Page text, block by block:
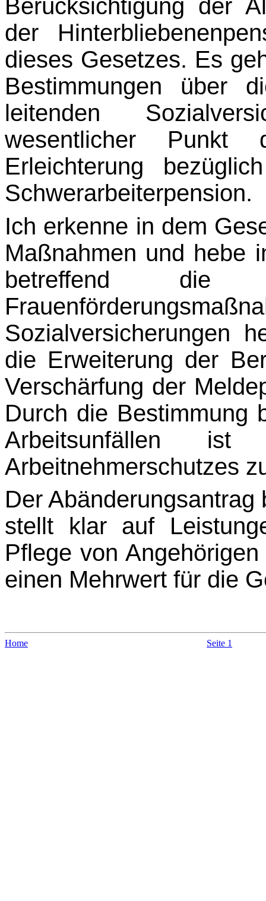
Berücksichtigung der
der
dieses Gesetzes. Es
Bestimmungen über
leitenden
wesentlicher
Erleichterung
Schwerarbeiterpension.
Ich erkenne in dem
Maßnahmen und hebe
betreffend
Sozialversicherungen
die Erweiterung der
Verschärfung der
Durch die Bestimmung
Arbeitsunfällen
Arbeitnehmerschutzes
Der
stellt klar auf
Pflege von
einen Mehrwert für die
Home Seite 1